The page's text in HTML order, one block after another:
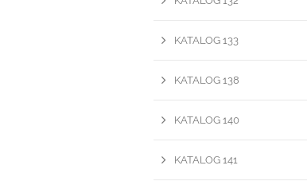
KATALOG 133
KATALOG 138
KATALOG 140
KATALOG 141